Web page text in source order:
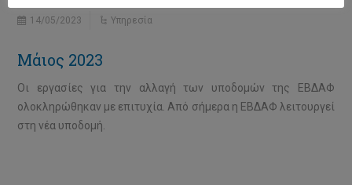
14/05/2023 Υπηρεσία
Μάιος 2023
Οι εργασίες για την αλλαγή των υποδομών της ΕΒΔΑΦ
ολοκληρώθηκαν με επιτυχία. Από σήμερα η ΕΒΔΑΦ λειτουργεί
στη νέα υποδομή.